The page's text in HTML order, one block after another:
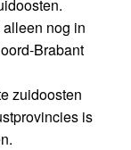
nog in
Brabant
zuidoosten
is